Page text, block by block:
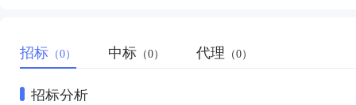
招标 （0） 中标 （0） 代理 （0）
招标分析